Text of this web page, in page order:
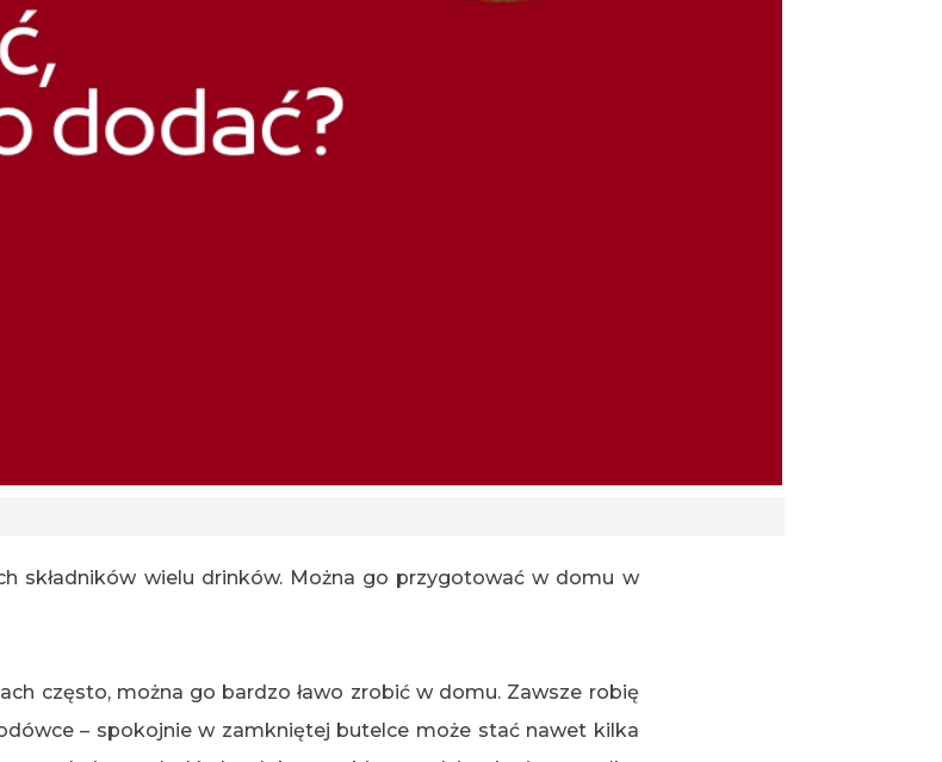
składników wielu drinków. Można go przygotować w domu w
często, można go bardzo ławo zrobić w domu. Zawsze robię
– spokojnie w zamkniętej butelce może stać nawet kilka